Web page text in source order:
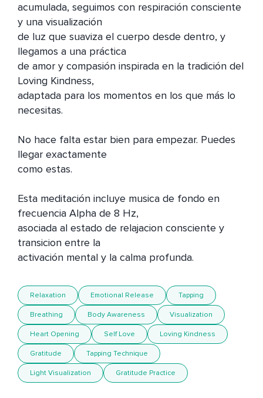
acumulada, seguimos con respiración consciente
y una visualización
de luz que suaviza el cuerpo desde dentro, y
llegamos a una práctica
de amor y compasión inspirada en la tradición del
Loving Kindness,
adaptada para los momentos en los que más lo
necesitas.
No hace falta estar bien para empezar. Puedes
llegar exactamente
como estas.
Esta meditación incluye musica de fondo en
frecuencia Alpha de 8 Hz,
asociada al estado de relajacion consciente y
transicion entre la
activación mental y la calma profunda.
Relaxation Emotional Release Tapping
Breathing Body Awareness Visualization
Heart Opening Self Love Loving Kindness
Gratitude Tapping Technique
Light Visualization Gratitude Practice